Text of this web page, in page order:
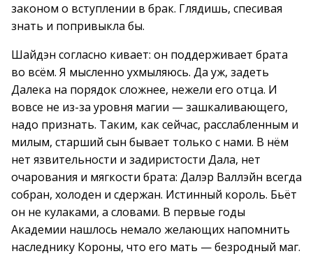
законом о вступлении в брак. Глядишь, спесивая
знать и попривыкла бы.
Шайдэн согласно кивает: он поддерживает брата
во всём. Я мысленно ухмыляюсь. Да уж, задеть
Далека на порядок сложнее, нежели его отца. И
вовсе не из-за уровня магии — зашкаливающего,
надо признать. Таким, как сейчас, расслабленным и
милым, старший сын бывает только с нами. В нём
нет язвительности и задиристости Дала, нет
очарования и мягкости брата: Далэр Валлэйн всегда
собран, холоден и сдержан. Истинный король. Бьёт
он не кулаками, а словами. В первые годы
Академии нашлось немало желающих напомнить
наследнику Короны, что его мать — безродный маг.